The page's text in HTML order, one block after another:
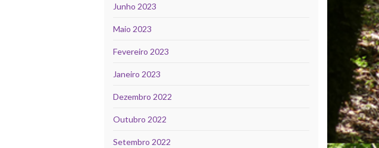
Junho 2023
Maio 2023
Fevereiro 2023
Janeiro 2023
Dezembro 2022
Outubro 2022
Setembro 2022